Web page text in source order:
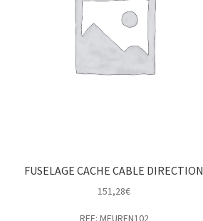
FUSELAGE CACHE CABLE DIRECTION
151,28€
REF: MFUREN102